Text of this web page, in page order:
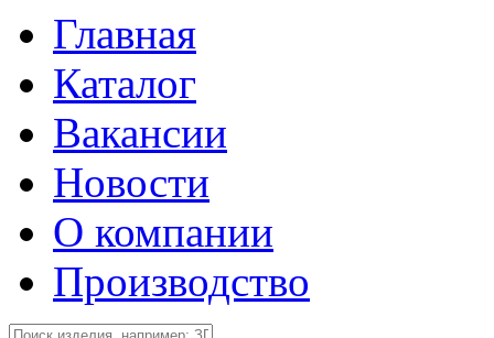
Главная
Каталог
Вакансии
Новости
О компании
Производство